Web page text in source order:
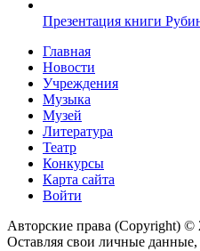
Презентация книги
Главная
Новости
Учреждения
Музыка
Музей
Литература
Театр
Конкурсы
Карта сайта
Войти
Авторские права (Copyright) ©
Оставляя свои личные